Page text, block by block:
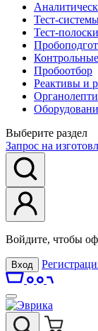
Тест-
Тест-полоски
Пробоотбор
Реактивы и
Выберите раздел
Запрос на
Войдите, чтобы
Вход